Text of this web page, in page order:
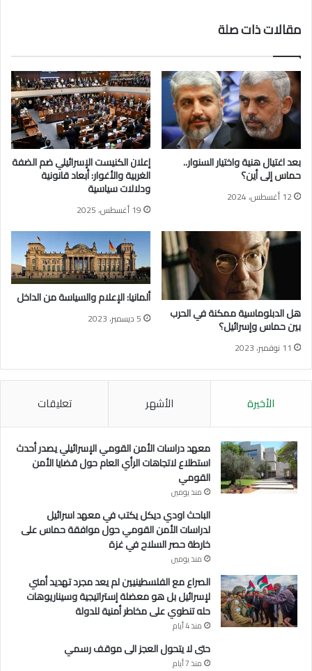
ا
م
ا
ل
ق
و
ي
غ
ي
ا
ل
ق
ا
ل
ة
ل
ل
س
ر
ا
ل
و
ل
ي
ل
م
ح
د
ل
مقالات ذات صلة
بعد اغتيال هنية واختيار السنوار..
حماس إلى أين؟
12 أغسطس، 2024
إعلان الكنيست الإسرائيلي ضم الضفة
الغربية والأغوار: أبعاد قانونية
ودلالات سياسية
19 أغسطس، 2025
هل الدبلوماسية ممكنة في الحرب
بين حماس وإسرائيل؟
11 نوفمبر، 2023
ألمانيا: الإعلام والسياسة من الداخل
5 ديسمبر، 2023
الأخيرة الأشهر تعليقات
معهد دراسات الأمن القومي الإسرائيلي يصدر أحدث
استطلاع لاتجاهات الرأي العام حول قضايا الأمن
القومي
منذ يومين
الباحث اودي ديكل يكتب في معهد اسرائيل
لدراسات الأمن القومي حول موافقة حماس على
خارطة حصر السلاح في غزة
منذ يومين
الصراع مع الفلسطينيين لم يعد مجرد تهديد أمني
لإسرائيل بل هو معضلة إستراتيجية وسيناريوهات
حله تنطوي على مخاطر أمنية للدولة
منذ 4 أيام
حتى لا يتحول العجز الى موقف رسمي
منذ 7 أيام